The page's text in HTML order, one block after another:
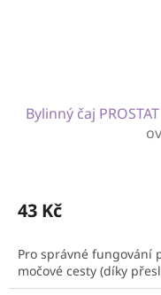
Bylinný čaj
43 Kč
Pro správné fungování
močové cesty (díky